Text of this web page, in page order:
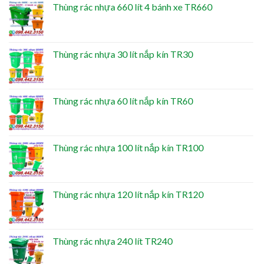
Thùng rác nhựa 660 lít 4 bánh xe TR660
Thùng rác nhựa 30 lít nắp kín TR30
Thùng rác nhựa 60 lít nắp kín TR60
Thùng rác nhựa 100 lít nắp kín TR100
Thùng rác nhựa 120 lít nắp kín TR120
Thùng rác nhựa 240 lít TR240